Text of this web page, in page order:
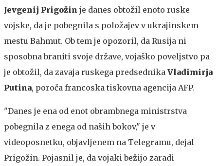
Jevgenij Prigožin je danes obtožil enoto ruske
vojske, da je pobegnila s položajev v ukrajinskem
mestu Bahmut. Ob tem je opozoril, da Rusija ni
sposobna braniti svoje države, vojaško poveljstvo pa
je obtožil, da zavaja ruskega predsednika Vladimirja
Putina, poroča francoska tiskovna agencija AFP.
"Danes je ena od enot obrambnega ministrstva
pobegnila z enega od naših bokov," je v
videoposnetku, objavljenem na Telegramu, dejal
Prigožin. Pojasnil je, da vojaki bežijo zaradi